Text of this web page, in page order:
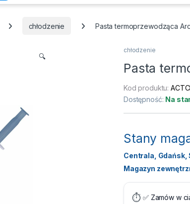
chłodzenie Pasta termoprzewodząca
🔍
chłodzenie
Pasta
Kod produktu:
Dostępność: Na
Stany
Centrala, Gdańsk,
Magazyn
⏱️ ✅ Zamów w